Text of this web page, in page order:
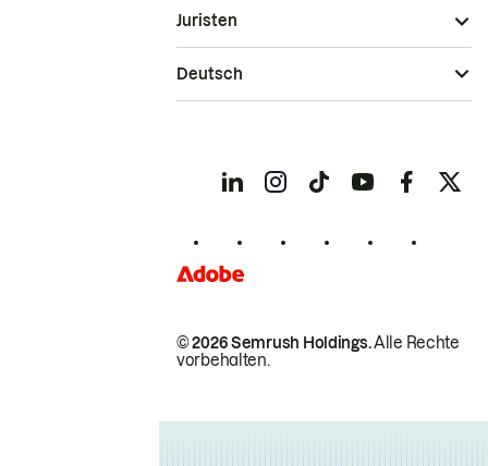
© 2026 Semrush Holdings.Alle Rechte
vorbehalten.
Juristen
Deutsch